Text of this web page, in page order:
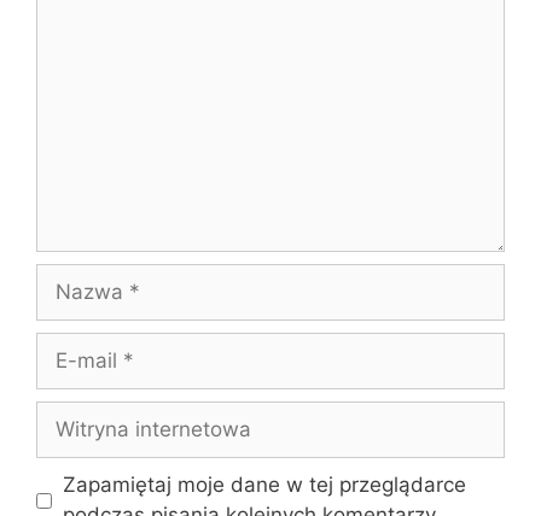
Nazwa
Witryna
internetowa
Zapamiętaj moje dane w tej przeglądarce